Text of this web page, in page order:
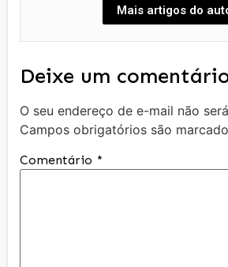
Mais artigos do
Deixe um
O seu endereço de e-mail não
Campos obrigatórios são
Comentário *